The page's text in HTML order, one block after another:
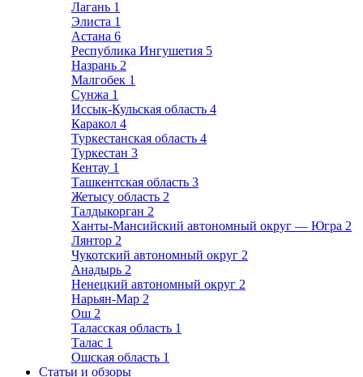
Лагань 1
Элиста 1
Астана 6
Республика Ингушетия 5
Назрань 2
Малгобек 1
Сунжа 1
Иссык-Кульская область 4
Каракол 4
Туркестанская область 4
Туркестан 3
Кентау 1
Ташкентская область 3
Жетысу область 2
Талдыкорган 2
Ханты-Мансийский автономный округ — Югра 2
Лянтор 2
Чукотский автономный округ 2
Анадырь 2
Ненецкий автономный округ 2
Нарьян-Мар 2
Ош 2
Таласская область 1
Талас 1
Ошская область 1
Статьи и обзоры